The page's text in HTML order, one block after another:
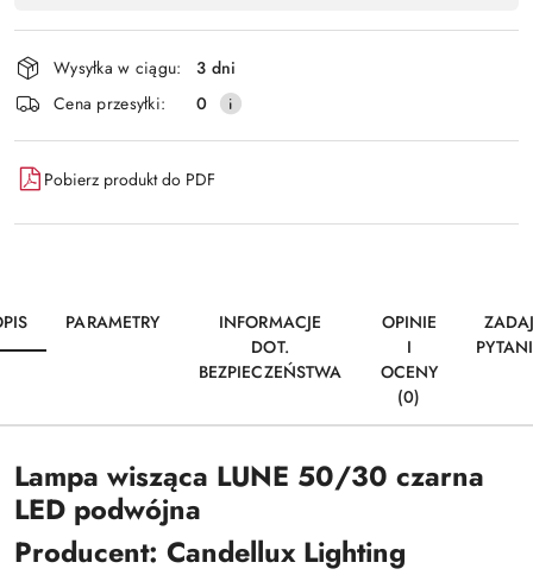
płatność
i
dostawa
Wysyłka w ciągu:
3 dni
Cena przesyłki:
0
Pobierz produkt do PDF
PARAMETRY
INFORMACJE
DOT.
BEZPIECZEŃSTWA
OPINIE
I
OCENY
(0)
Lampa wisząca LUNE 50/30 czarna
LED podwójna
Producent: Candellux Lighting